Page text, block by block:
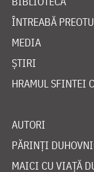
ÎNTREABĂ
MEDIA
ȘTIRI
HRAMUL SFINTEI
AUTORI
PĂRINȚI
MAICI CU VIAȚĂ